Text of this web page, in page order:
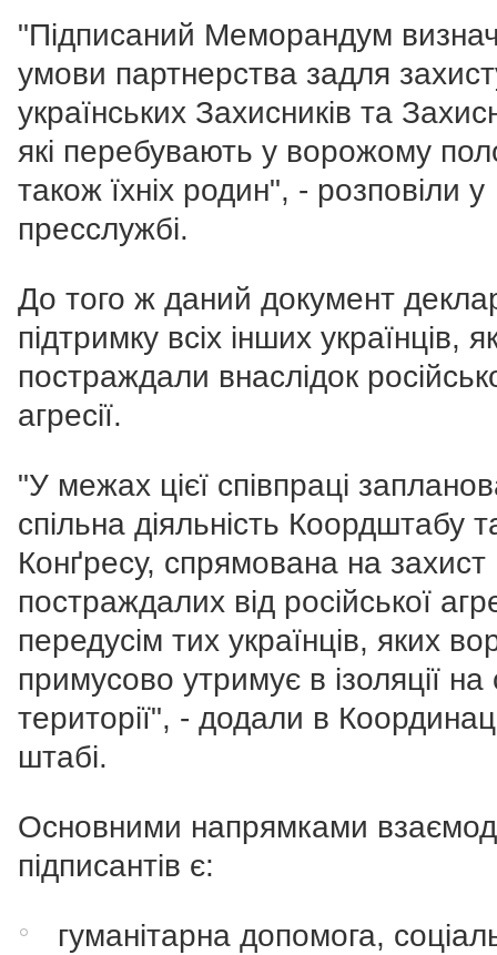
"Підписаний Меморандум
умови партнерства задля
українських Захисників та
які перебувають у ворожому
також їхніх родин", - розповіли у
пресслужбі.
До того ж даний документ
підтримку всіх інших українців,
постраждали внаслідок
агресії.
"У межах цієї співпраці
спільна діяльність Коордштабу
Конґресу, спрямована на захист
постраждалих від російської
передусім тих українців, яких
примусово утримує в ізоляції на
території", - додали в
штабі.
Основними напрямками
підписантів є:
гуманітарна допомога,